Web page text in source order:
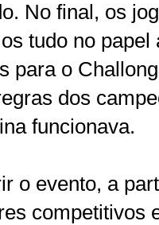
No final, os
tudo no
para o
dos
funcionava.
o evento, a
competitivos